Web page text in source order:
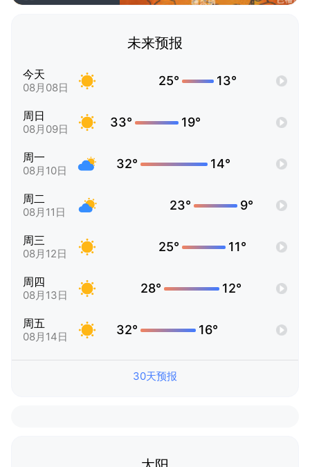
未来预报
今天
08月08日 25° 13°
周日
08月09日 33° 19°
周一
08月10日 32° 14°
周二
08月11日 23° 9°
周三
08月12日 25° 11°
周四
08月13日 28° 12°
周五
08月14日 32° 16°
30天预报